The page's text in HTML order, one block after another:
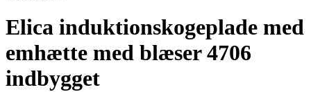
Elica induktionskogeplade med
emhætte med blæser 4706
indbygget